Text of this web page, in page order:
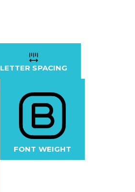
LETTER SPACING
FONT WEIGHT